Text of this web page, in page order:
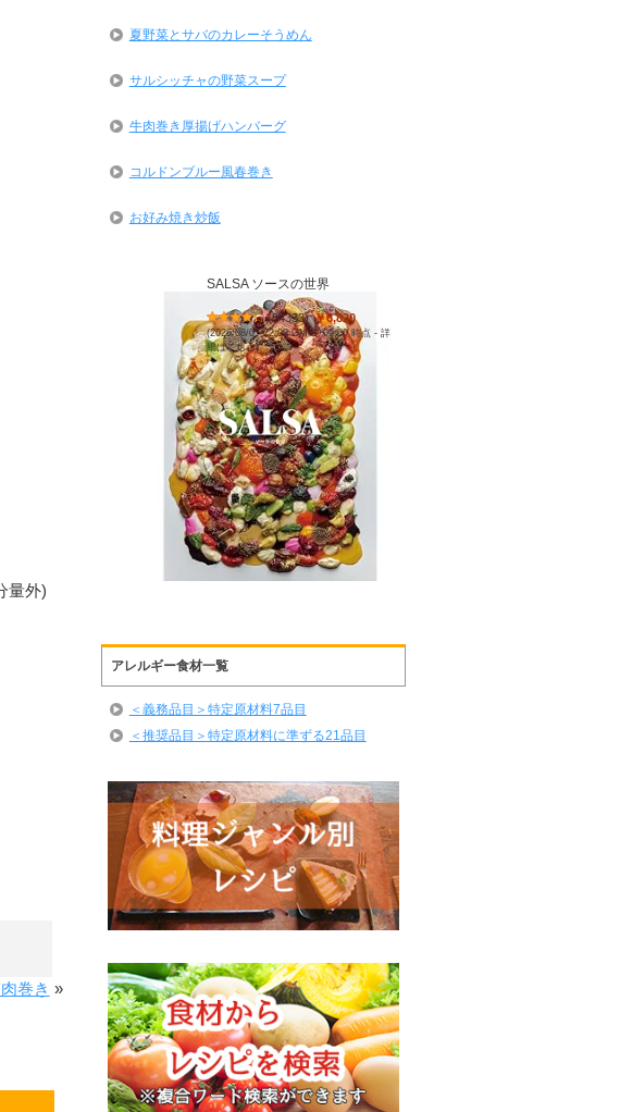
量外)
巻き »
夏野菜とサバのカレーそうめん
サルシッチャの野菜スープ
牛肉巻き厚揚げハンバーグ
コルドンブルー風春巻き
お好み焼き炒飯
SALSA ソースの世界
(54333) ￥6,820
(2026/08/07 22:09 GMT +09:00 時点 -詳
細はこちら)
アレルギー食材一覧
＜義務品目＞特定原材料7品目
＜推奨品目＞特定原材料に準ずる21品目